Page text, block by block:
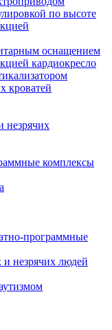
по высоте
оснащением
кардиокресло
кроватей
незрячих
комплексы
программные
незрячих людей